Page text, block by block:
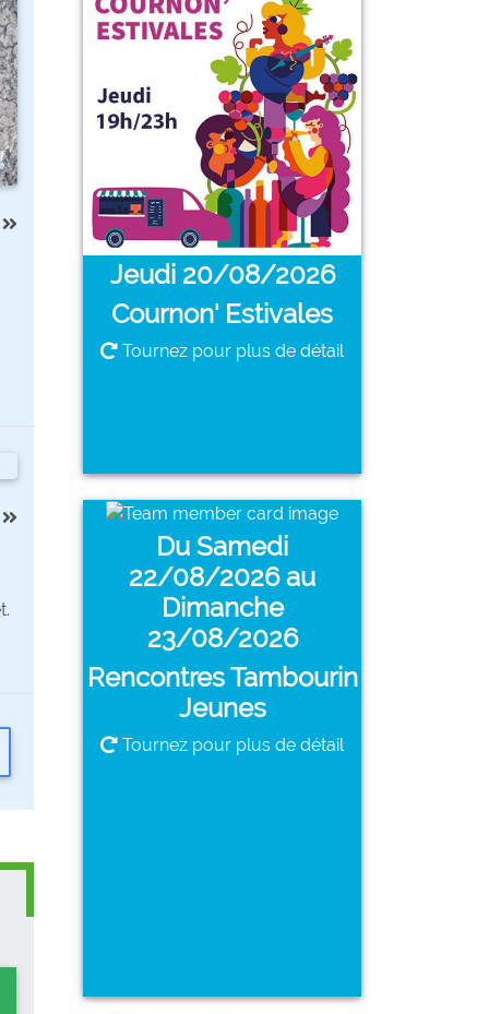
Jeudi 20/08/2026
Cournon' Estivales
Tournez pour plus de détail
Cournon' Estivales
Jeudi 20/08/2026
PLUS DE DÉTAILS
Revenir à l'affiche
Du Samedi
22/08/2026 au
Dimanche
23/08/2026
Rencontres Tambourin
Jeunes
Tournez pour plus de détail
Rencontres
Tambourin Jeunes
Du Samedi 22/08/2026 au
Dimanche 23/08/2026
Terrain de jeu Max